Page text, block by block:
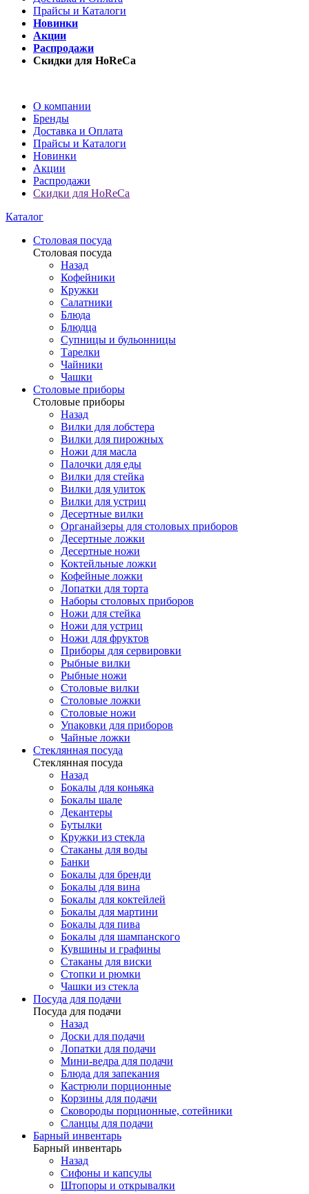
Прайсы и Каталоги
Новинки
Акции
Распродажи
Скидки для HoReCa
О компании
Бренды
Доставка и Оплата
Прайсы и Каталоги
Новинки
Акции
Распродажи
Скидки для HoReCa
Каталог
Столовая посуда
Столовая посуда
Назад
Кофейники
Кружки
Салатники
Блюда
Блюдца
Супницы и бульонницы
Тарелки
Чайники
Чашки
Cтоловые приборы
Cтоловые приборы
Назад
Вилки для лобстера
Вилки для пирожных
Ножи для масла
Палочки для еды
Вилки для стейка
Вилки для улиток
Вилки для устриц
Десертные вилки
Органайзеры для столовых приборов
Десертные ложки
Десертные ножи
Коктейльные ложки
Кофейные ложки
Лопатки для торта
Наборы столовых приборов
Ножи для стейка
Ножи для устриц
Ножи для фруктов
Приборы для сервировки
Рыбные вилки
Рыбные ножи
Столовые вилки
Столовые ложки
Столовые ножи
Упаковки для приборов
Чайные ложки
Стеклянная посуда
Стеклянная посуда
Назад
Бокалы для коньяка
Бокалы шале
Декантеры
Бутылки
Кружки из стекла
Стаканы для воды
Банки
Бокалы для бренди
Бокалы для вина
Бокалы для коктейлей
Бокалы для мартини
Бокалы для пива
Бокалы для шампанского
Кувшины и графины
Стаканы для виски
Стопки и рюмки
Чашки из стекла
Посуда для подачи
Посуда для подачи
Назад
Доски для подачи
Лопатки для подачи
Мини-ведра для подачи
Блюда для запекания
Кастрюли порционные
Корзины для подачи
Сковороды порционные, сотейники
Сланцы для подачи
Барный инвентарь
Барный инвентарь
Назад
Сифоны и капсулы
Штопоры и открывалки